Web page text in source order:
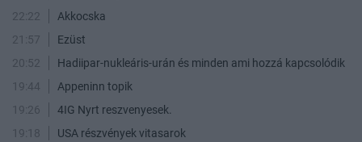
22:22
Akkocska
21:57
Ezüst
20:52
Hadiipar-nukleáris-urán és minden ami hozzá kapcsolódik
19:44
Appeninn topik
19:26
4IG Nyrt reszvenyesek.
19:18
USA részvények vitasarok